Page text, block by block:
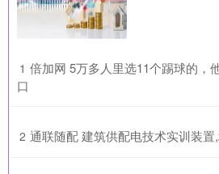
1 倍加网 5万多人里选11个踢球的，
口
2 通联随配 建筑供配电技术实训装